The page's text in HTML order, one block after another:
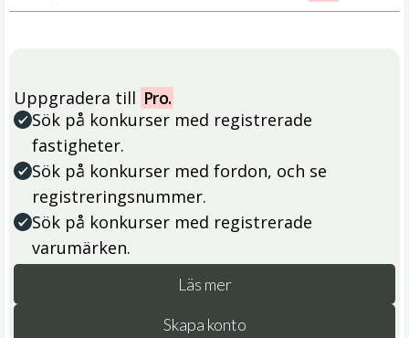
Uppgradera till Pro.
Sök på konkurser med registrerade
fastigheter.
Sök på konkurser med fordon, och se
registreringsnummer.
Sök på konkurser med registrerade
varumärken.
Läs mer
Skapa konto